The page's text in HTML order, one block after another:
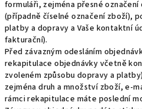
formuláři, zejména přesné
(případně číselné označení zboží),
platby a dopravy a Vaše kontaktní
fakturační).
Před závazným odesláním
rekapitulace objednávky včetně
zvoleném způsobu dopravy a
zejména druh a množství zboží, e-
rámci rekapitulace máte poslední